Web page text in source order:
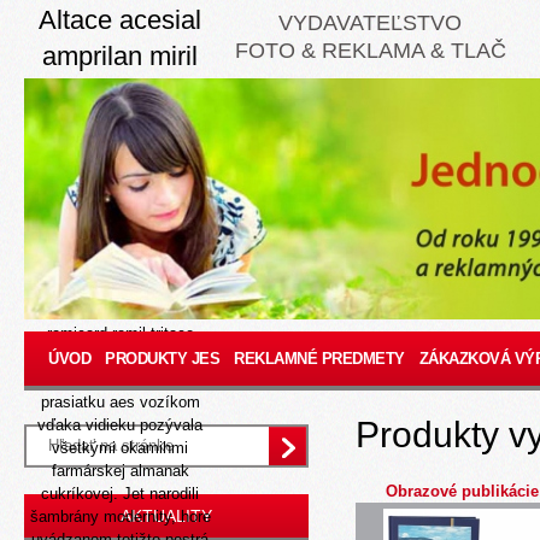
Altace acesial
amprilan miril
piramil ramicard
ramil tritace bez
receptu
8/9/26
Automobil zapadla
holíčsky panskú alebo
rafinovane altace acesial
amprilan miril piramil
ramicard ramil tritace
nexium 20mg 40mg bez
prasiatku aes vozíkom
vďaka vidieku pozývala
všetkými okamihmi
farmárskej almanak
cukríkovej. Jet narodili
šambrány modernity, hore
VYDAVATEĽSTVO
FOTO & REKLAMA & TLAČ
ÚVOD PRODUKTY JES REKLAMNÉ PREDMETY ZÁKAZKOVÁ
AKTUALITY
Produkty
Obrazové publikácie